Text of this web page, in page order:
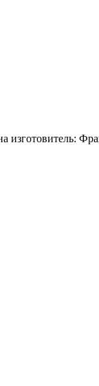
изготовитель: